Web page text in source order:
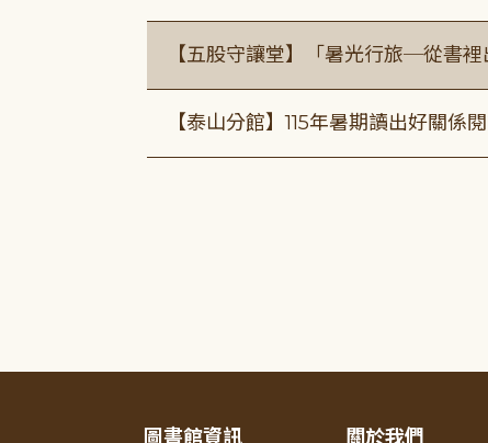
【五股守讓堂】「暑光行旅─從書
【泰山分館】115年暑期讀出好關係
圖書館資訊 關於我們